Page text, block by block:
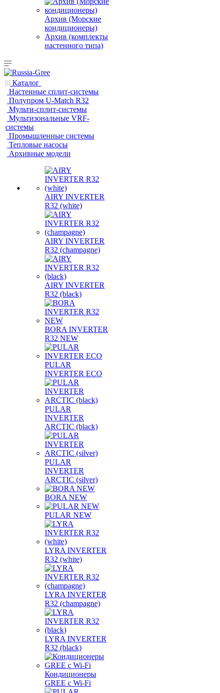
Архив (Морские
кондиционеры)
Архив (комплекты
настенного типа)
Каталог
Настенные сплит-системы
Полупром U-Match R32
Мульти-сплит-системы
Мультизональные VRF-
системы
Промышленные системы
Тепловые насосы
Архивные модели
AIRY INVERTER
R32 (white)
AIRY INVERTER
R32 (champagne)
AIRY INVERTER
R32 (black)
BORA INVERTER
R32 NEW
PULAR
INVERTER ECO
PULAR
INVERTER
ARCTIC (black)
PULAR
INVERTER
ARCTIC (silver)
BORA NEW
PULAR NEW
LYRA INVERTER
R32 (white)
LYRA INVERTER
R32 (champagne)
LYRA INVERTER
R32 (black)
Кондиционеры
GREE с Wi-Fi